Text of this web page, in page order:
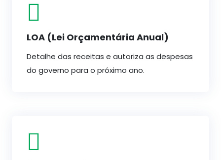
LOA (Lei Orçamentária Anual)
Detalhe das receitas e autoriza as despesas
do governo para o próximo ano.